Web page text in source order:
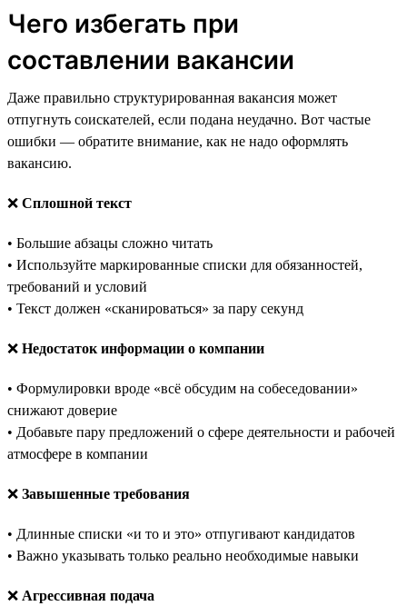
Чего избегать при
составлении вакансии
Даже правильно структурированная вакансия может
отпугнуть соискателей, если подана неудачно. Вот частые
ошибки — обратите внимание, как не надо оформлять
вакансию.
❌ Сплошной текст
• Большие абзацы сложно читать
• Используйте маркированные списки для обязанностей,
требований и условий
• Текст должен «сканироваться» за пару секунд
❌ Недостаток информации о компании
• Формулировки вроде «всё обсудим на собеседовании»
снижают доверие
• Добавьте пару предложений о сфере деятельности и рабочей
атмосфере в компании
❌ Завышенные требования
• Длинные списки «и то и это» отпугивают кандидатов
• Важно указывать только реально необходимые навыки
❌ Агрессивная подача